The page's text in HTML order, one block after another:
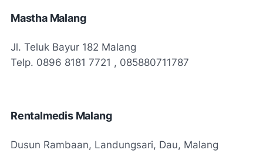
Mastha Malang
Jl. Teluk Bayur 182 Malang
Telp. 0896 8181 7721 , 085880711787
Rentalmedis Malang
Dusun Rambaan, Landungsari, Dau, Malang